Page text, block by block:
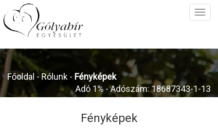
Főoldal - Rólunk - Fényképek
Adó 1% - Adószám: 18687343-1-13
Fényképek